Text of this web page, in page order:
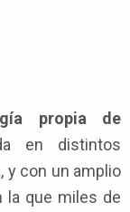
propia de
en distintos
y con un amplio
la que miles de